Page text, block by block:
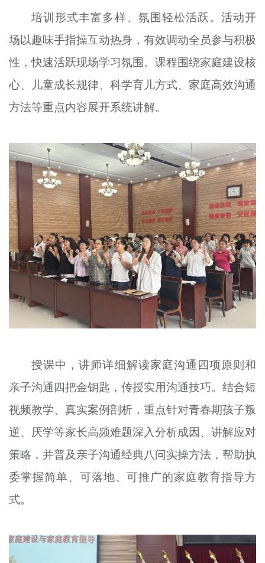
培训形式丰富多样、氛围轻松活跃。活动开
场以趣味手指操互动热身，有效调动全员参与积极
性，快速活跃现场学习氛围。课程围绕家庭建设核
心、儿童成长规律、科学育儿方式、家庭高效沟通
方法等重点内容展开系统讲解。
授课中，讲师详细解读家庭沟通四项原则和
亲子沟通四把金钥匙，传授实用沟通技巧。结合短
视频教学、真实案例剖析，重点针对青春期孩子叛
逆、厌学等家长高频难题深入分析成因、讲解应对
策略，并普及亲子沟通经典八问实操方法，帮助执
委掌握简单、可落地、可推广的家庭教育指导方
式。